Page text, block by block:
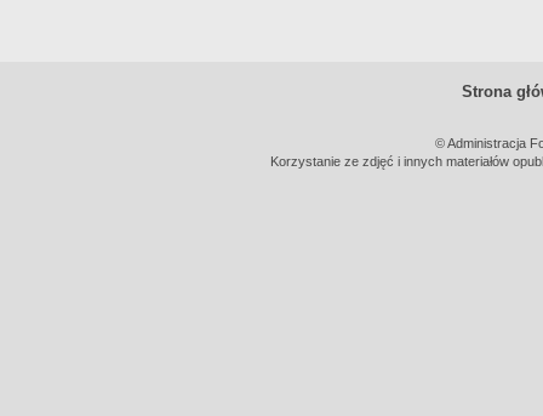
Strona
© Administracja
Korzystanie ze zdjęć i innych materiałów